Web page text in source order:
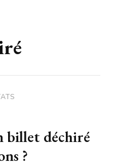
billet déchiré
?